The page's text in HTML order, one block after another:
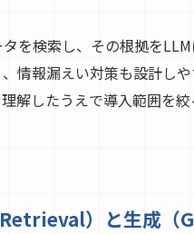
を検索し、その根拠を
情報漏えい対策も設計し
解したうえで導入範囲を絞
）と生成（